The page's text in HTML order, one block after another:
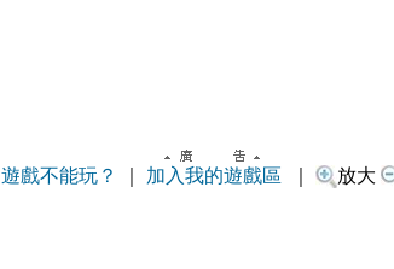
遊戲不能玩？ 加入我的遊戲區 放大